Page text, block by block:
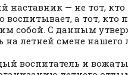
наставник — не тот, кто
воспитывает, а тот, кто
собой. С данным
на летней смене нашего
воспитатель и